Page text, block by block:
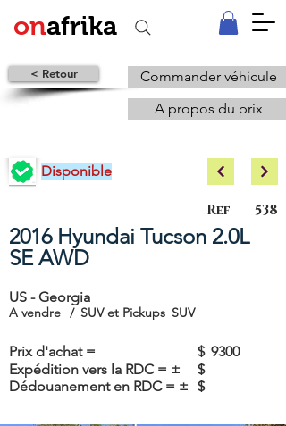
onafrika
< Retour
Commander véhicule
A propos du prix
Disponible
Ref 538
2016 Hyundai Tucson 2.0L
SE AWD
US - Georgia
A vendre / SUV et Pickups SUV
Prix d'achat = $ 9300
Expédition vers la RDC = ±
$
Dédouanement en RDC = ± $